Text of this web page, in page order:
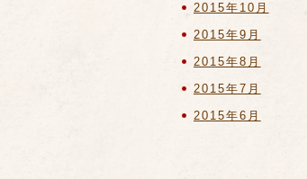
2015年10月
2015年9月
2015年8月
2015年7月
2015年6月